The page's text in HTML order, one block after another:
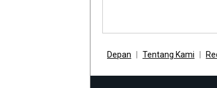
Depan Tentang Kami